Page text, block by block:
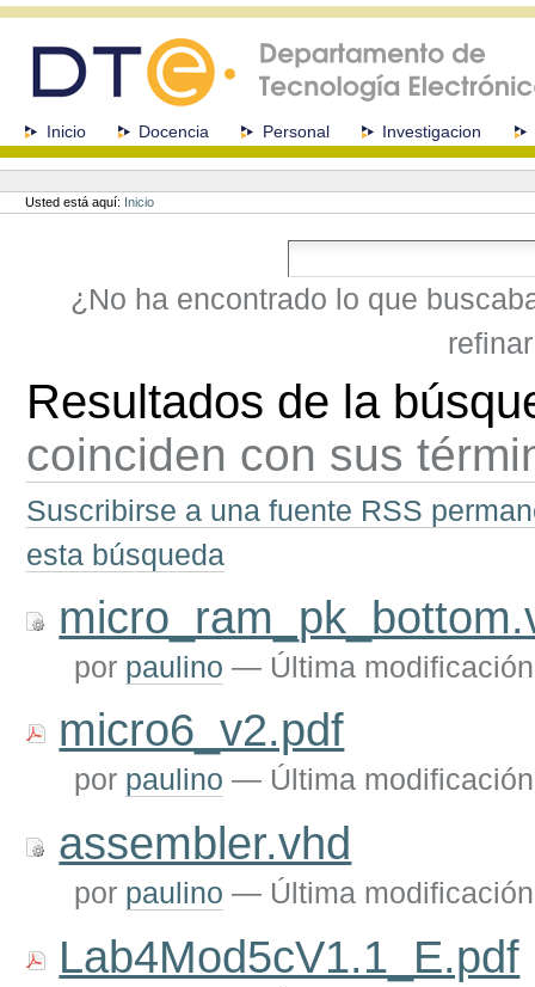
navegación
SeccionesInicio Docencia Personal Investigacion
Herramientas
Personales
Usted está aquí: Inicio
¿No ha encontrado lo que
Resultados de la
coinciden con sus
Suscribirse a una fuente RSS
esta búsqueda
por paulino — Última modificación
micro6_v2.pdf
por paulino — Última modificación
assembler.vhd
por paulino — Última modificación
Lab4Mod5cV1.1_E.pdf